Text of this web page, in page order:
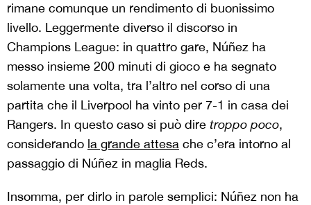
rimane comunque un rendimento di buonissimo
livello. Leggermente diverso il discorso in
Champions League: in quattro gare, Núñez ha
messo insieme 200 minuti di gioco e ha segnato
solamente una volta, tra l’altro nel corso di una
partita che il Liverpool ha vinto per 7-1 in casa dei
Rangers. In questo caso si può dire troppo poco,
considerando la grande attesa che c’era intorno al
passaggio di Núñez in maglia Reds.
Insomma, per dirlo in parole semplici: Núñez non ha